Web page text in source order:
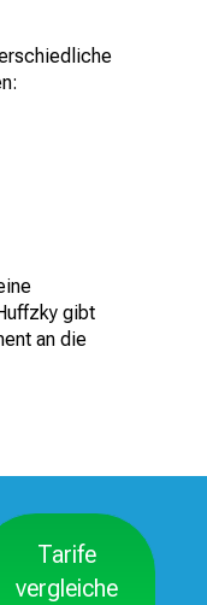
gibt
an die
Tarife
vergleiche